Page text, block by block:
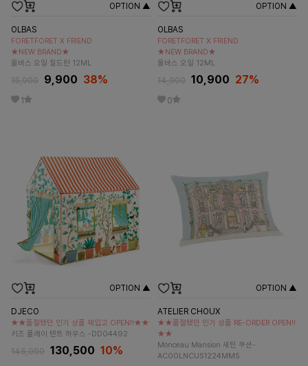
OPTION ▲
OLBAS
FORETFORET X FRIEND
★NEW BRAND★
올바스 오일 칠드런 12ML
15,900 9,900 38%
1
OPTION ▲
OLBAS
FORETFORET X FRIEND
★NEW BRAND★
올바스 오일 12ML
14,900 10,900 27%
0
OPTION ▲
DJECO
★★품절됐던 인기 상품 재입고 OPEN!!★★
키즈 플레이 텐트 하우스 -DD04492
145,000 130,500 10%
OPTION ▲
ATELIER CHOUX
★★품절됐던 인기 상품 RE-ORDER OPEN!!
★★
Monceau Mansion 새틴 쿠션-
AC00LNCUS1224MMS